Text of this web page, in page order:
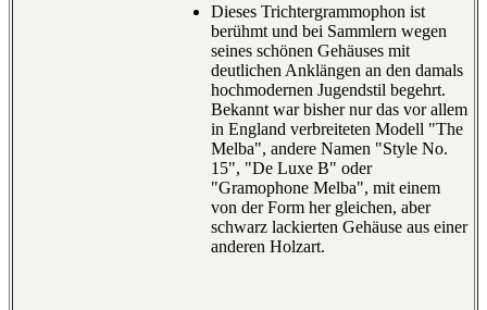
Dieses Trichtergrammophon ist
berühmt und bei Sammlern wegen
seines schönen Gehäuses mit
deutlichen Anklängen an den damals
hochmodernen Jugendstil begehrt.
Bekannt war bisher nur das vor allem
in England verbreiteten Modell "The
Melba", andere Namen "Style No.
15", "De Luxe B" oder
"Gramophone Melba", mit einem
von der Form her gleichen, aber
schwarz lackierten Gehäuse aus einer
anderen Holzart.